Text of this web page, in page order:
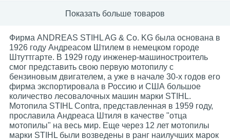
Показать больше товаров
Фирма ANDREAS STIHL AG & Co. KG была основана в
1926 году Андреасом Штилем в немецком городе
Штуттгарте. В 1929 году инженер-машиностроитель
смог представить свою первую мотопилу с
бензиновым двигателем, а уже в начале 30-х годов его
фирма экспортировала в Россию и США большое
количество лесовалочных машин марки STIHL.
Мотопила STIHL Contra, представленная в 1959 году,
прославила Андреаса Штиля в качестве "отца
мотопилы" на весь мир. Еще через 12 лет мотопилы
марки STIHL были возведены в ранг наилучших марок